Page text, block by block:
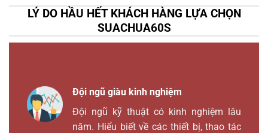
LÝ DO HẦU HẾT KHÁCH HÀNG LỰA CHỌN
SUACHUA60S
Đội ngũ giàu kinh nghiệm
Đội ngũ kỹ thuật có kinh nghiệm lâu
năm. Hiểu biết về các thiết bị, thao tác